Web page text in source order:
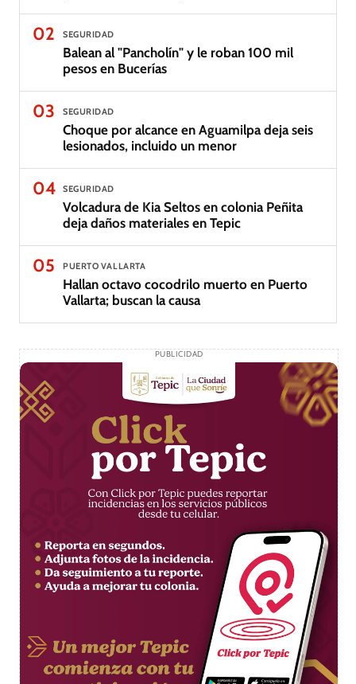
02 SEGURIDAD
Balean al "Pancholín" y le roban 100 mil
pesos en Bucerías
03 SEGURIDAD
Choque por alcance en Aguamilpa deja seis
lesionados, incluido un menor
04 SEGURIDAD
Volcadura de Kia Seltos en colonia Peñita
deja daños materiales en Tepic
05 PUERTO VALLARTA
Hallan octavo cocodrilo muerto en Puerto
Vallarta; buscan la causa
PUBLICIDAD